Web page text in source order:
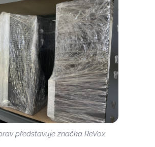
představuje značka ReVox